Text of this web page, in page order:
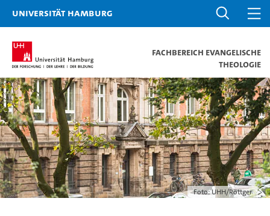
Universität Hamburg
Fachbereich Evangelische
Theologie
Foto: UHH/Röttger